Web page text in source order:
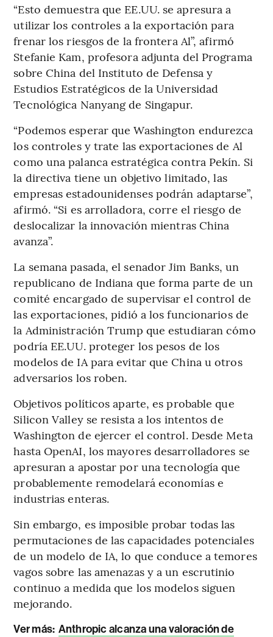
“Esto demuestra que EE.UU. se apresura a
utilizar los controles a la exportación para
frenar los riesgos de la frontera Al”, afirmó
Stefanie Kam, profesora adjunta del Programa
sobre China del Instituto de Defensa y
Estudios Estratégicos de la Universidad
Tecnológica Nanyang de Singapur.
“Podemos esperar que Washington endurezca
los controles y trate las exportaciones de Al
como una palanca estratégica contra Pekín. Si
la directiva tiene un objetivo limitado, las
empresas estadounidenses podrán adaptarse”,
afirmó. “Si es arrolladora, corre el riesgo de
deslocalizar la innovación mientras China
avanza”.
La semana pasada, el senador Jim Banks, un
republicano de Indiana que forma parte de un
comité encargado de supervisar el control de
las exportaciones, pidió a los funcionarios de
la Administración Trump que estudiaran cómo
podría EE.UU. proteger los pesos de los
modelos de IA para evitar que China u otros
adversarios los roben.
Objetivos políticos aparte, es probable que
Silicon Valley se resista a los intentos de
Washington de ejercer el control. Desde Meta
hasta OpenAI, los mayores desarrolladores se
apresuran a apostar por una tecnología que
probablemente remodelará economías e
industrias enteras.
Sin embargo, es imposible probar todas las
permutaciones de las capacidades potenciales
de un modelo de IA, lo que conduce a temores
vagos sobre las amenazas y a un escrutinio
continuo a medida que los modelos siguen
mejorando.
Ver más: Anthropic alcanza una valoración de